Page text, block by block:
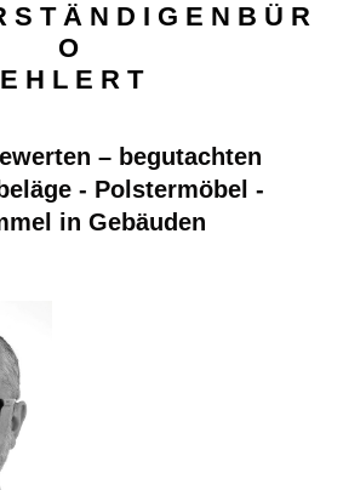
S T Ä N D I G E N B Ü R
O
E H L E R T
– begutachten
- Polstermöbel -
in Gebäuden